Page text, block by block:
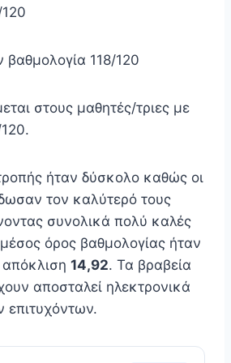
βαθμολογία 118/120
στους μαθητές/τριες με
ήταν δύσκολο καθώς οι
τον καλύτερό τους
συνολικά πολύ καλές
όρος βαθμολογίας ήταν
14,92. Τα βραβεία
αποσταλεί ηλεκτρονικά
επιτυχόντων.